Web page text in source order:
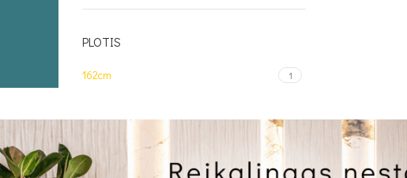
PLOTIS
162cm 1